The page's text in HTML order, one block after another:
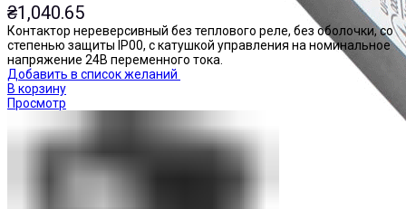
₴1,040.65
Контактор нереверсивный без теплового реле, без оболочки, со
степенью защиты IP00, с катушкой управления на номинальное
напряжение 24В переменного тока.
Добавить в список желаний
В корзину
Просмотр